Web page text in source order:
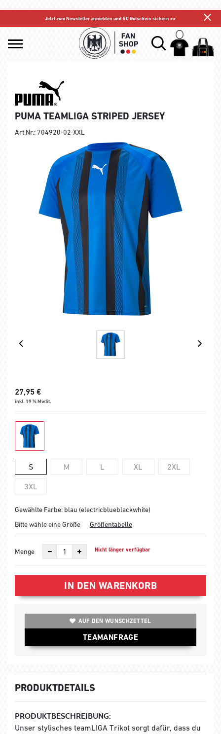
Jetzt zum Newsletter anmelden und 5€ Gutschein sichern >>
PUMA TEAMLIGA STRIPED JERSEY
Art.Nr.: 704920-02-XXL
27,95 €
inkl. 19 % MwSt.
S M L XL 2XL
3XL
Gewählte Farbe: blau (electricblueblackwhite)
Bitte wähle eine Größe
Größentabelle
Menge Nicht länger verfügbar
IN DEN WARENKORB
AUF DEN WUNSCHZETTEL
TEAMANFRAGE
PRODUKTDETAILS
PRODUKTBESCHREIBUNG:
Unser stylisches teamLIGA Trikot sorgt dafür, dass du